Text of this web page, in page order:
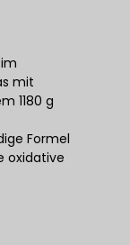
mit
1180 g
Formel
oxidative